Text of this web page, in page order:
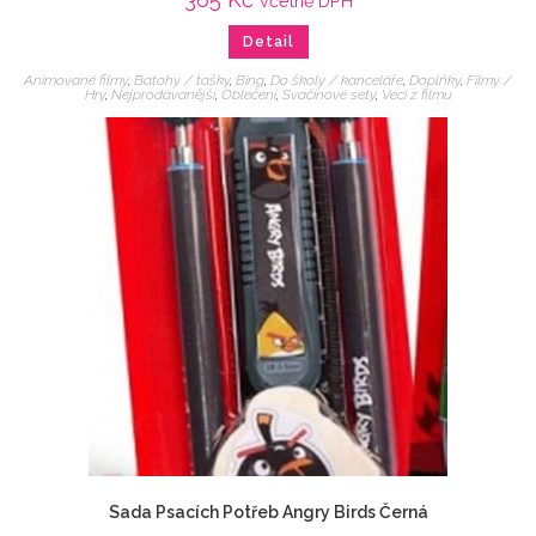
Detail
Animované filmy, Batohy / tašky, Bing, Do školy / kanceláře, Doplňky, Filmy /
Hry, Nejprodávanější, Oblečení, Svačinové sety, Veci z filmu
Sada Psacích Potřeb Angry Birds Černá